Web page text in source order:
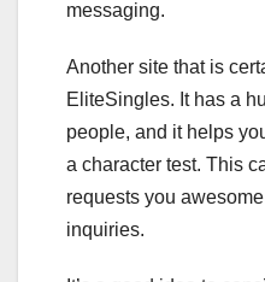
messaging.
Another site that is
EliteSingles. It has a
people, and it helps
a character test. This
requests you
inquiries.